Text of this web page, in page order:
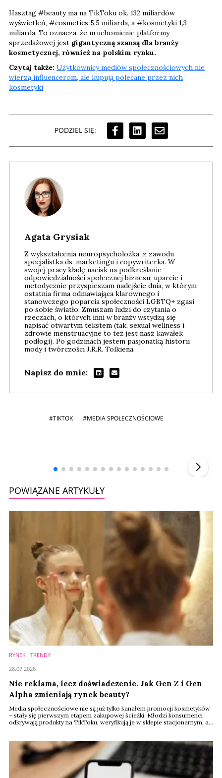
Hasztag #beautyma na TikToku ok. 132 miliardów
wyświetleń, #cosmetics 5,5 miliarda, a #kosmetyki 1,3
miliarda. To oznacza, że uruchomienie platformy
sprzedażowej jest gigantyczną szansą dla branży
kosmetycznej, również na polskim rynku.
Czytaj także: Użytkownicy mediów społecznościowych nie
wierzą influencerom, ale kupują polecane przez nich
kosmetyki
PODZIEL SIĘ:
Agata Grysiak
Z wykształcenia neuropsycholożka, z zawodu
specjalistka ds. marketingu i copywriterka. W
swojej pracy kładę nacisk na podkreślanie
odpowiedzialności społecznej biznesu; uparcie i
metodycznie przyspieszam nadejście dnia, w którym
ostatnia firma odmawiająca klarownego i
stanowczego poparcia społeczności LGBTQ+ zgasi
po sobie światło. Zmuszam ludzi do czytania o
rzeczach, o których inni w branży wstydzą się
napisać otwartym tekstem (tak, sexual wellness i
zdrowie menstruacyjne to też jest nasz kawałek
podłogi). Po godzinach jestem pasjonatką historii
mody i twórczości J.R.R. Tolkiena.
Napisz do mnie:
#TIKTOK #MEDIA SPOŁECZNOŚCIOWE
POWIĄZANE ARTYKUŁY
RYNEK I TRENDY
Nie reklama, lecz doświadczenie. Jak Gen Z i Gen
Alpha zmieniają rynek beauty?
Media społecznościowe nie są już tylko kanałem promocji kosmetyków
– stały się pierwszym etapem zakupowej ścieżki. Młodzi konsumenci
odkrywają produkty na TikToku, weryfikują je w sklepie stacjonarnym, a
najbliższych latach wyznaczał kierunek rozwoju całego rynku.
28.07.2026